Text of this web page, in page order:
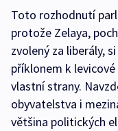
Toto rozhodnutí
protože Zelaya,
zvolený za liberály,
příklonem k
vlastní strany.
obyvatelstva i
většina politických